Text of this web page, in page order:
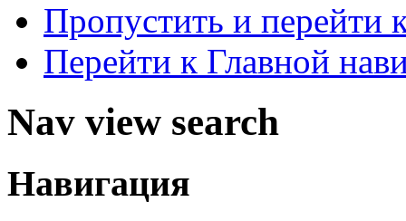
Пропустить и перейти
Перейти к Главной
Nav view search
Навигация